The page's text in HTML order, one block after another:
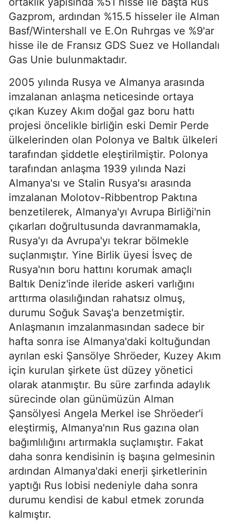
Gazprom, ardından %15.5 hisseler ile Alman
Basf/Wintershall ve E.On Ruhrgas ve %9'ar
hisse ile de Fransız GDS Suez ve Hollandalı
Gas Unie bulunmaktadır.
2005 yılında Rusya ve Almanya arasında
imzalanan anlaşma neticesinde ortaya
çıkan Kuzey Akım doğal gaz boru hattı
projesi öncelikle birliğin eski Demir Perde
ülkelerinden olan Polonya ve Baltık ülkeleri
tarafından şiddetle eleştirilmiştir. Polonya
tarafından anlaşma 1939 yılında Nazi
Almanya'sı ve Stalin Rusya'sı arasında
imzalanan Molotov-Ribbentrop Paktına
benzetilerek, Almanya'yı Avrupa Birliği'nin
çıkarları doğrultusunda davranmamakla,
Rusya'yı da Avrupa'yı tekrar bölmekle
suçlanmıştır. Yine Birlik üyesi İsveç de
Rusya'nın boru hattını korumak amaçlı
Baltık Deniz'inde ileride askeri varlığını
arttırma olasılığından rahatsız olmuş,
durumu Soğuk Savaş'a benzetmiştir.
Anlaşmanın imzalanmasından sadece bir
hafta sonra ise Almanya'daki koltuğundan
ayrılan eski Şansölye Shröeder, Kuzey Akım
için kurulan şirkete üst düzey yönetici
olarak atanmıştır. Bu süre zarfında adaylık
sürecinde olan günümüzün Alman
Şansölyesi Angela Merkel ise Shröeder'i
eleştirmiş, Almanya'nın Rus gazına olan
bağımlılığını artırmakla suçlamıştır. Fakat
daha sonra kendisinin iş başına gelmesinin
ardından Almanya'daki enerji şirketlerinin
yaptığı Rus lobisi nedeniyle daha sonra
durumu kendisi de kabul etmek zorunda
kalmıştır.